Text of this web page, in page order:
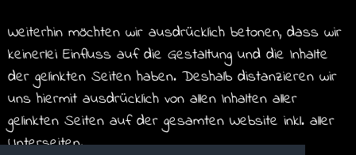
Weiterhin möchten wir ausdrücklich betonen, dass wir
keinerlei Einfluss auf die Gestaltung und die Inhalte
der gelinkten Seiten haben. Deshalb distanzieren wir
uns hiermit ausdrücklich von allen Inhalten aller
gelinkten Seiten auf der gesamten Website inkl. aller
Unterseiten.